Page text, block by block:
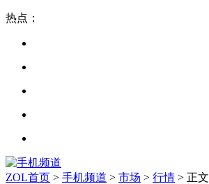
热点：
ZOL首页 > 手机频道 > 市场 > 行情 > 正文